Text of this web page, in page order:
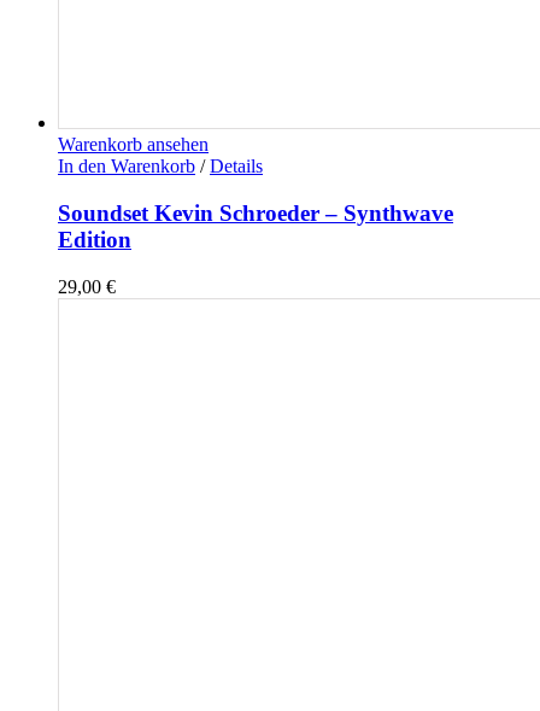
Warenkorb ansehen
In den Warenkorb / Details
Soundset Kevin Schroeder – Synthwave
Edition
29,00 €